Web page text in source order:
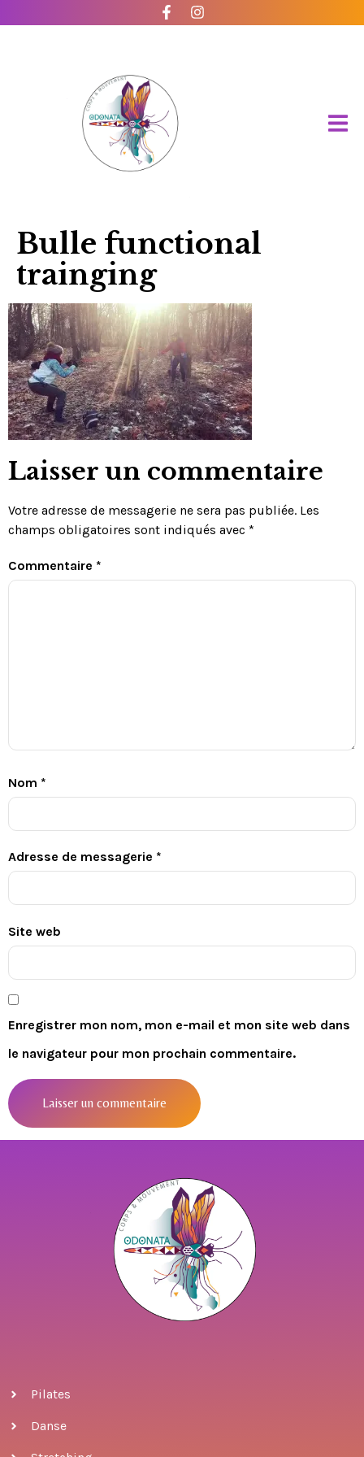
Bulle functional
trainging
Laisser un commentaire
Votre adresse de messagerie ne sera pas publiée. Les
champs obligatoires sont indiqués avec *
Commentaire *
Nom *
Adresse de messagerie *
Site web
Enregistrer mon nom, mon e-mail et mon site web dans
le navigateur pour mon prochain commentaire.
Pilates
Danse